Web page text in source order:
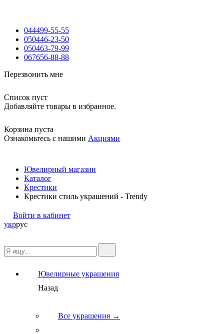
044499-55-55
050446-23-50
050463-79-99
067656-88-88
Перезвонить мне
Список пуст
Добавляйте товары в избранное.
Корзина пуста
Ознакомьтесь с нашими Акциями
Ювелирный магазин
Каталог
Крестики
Крестики стиль украшений - Trendy
Войти в кабинет
укррус
Ювелирные украшения
Назад
Все украшения →